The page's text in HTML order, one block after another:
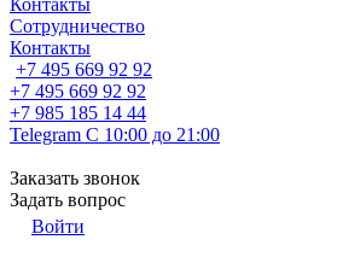
Контакты
Сотрудничество
Контакты
+7 495 669 92 92
+7 495 669 92 92
+7 985 185 14 44
Telegram С 10:00 до 21:00
Заказать звонок
Задать вопрос
Войти